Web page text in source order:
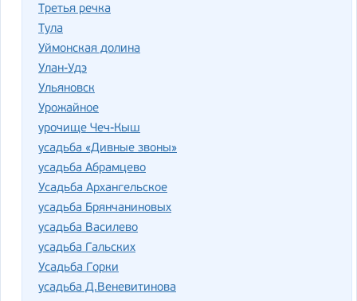
Третья речка
Тула
Уймонская долина
Улан-Удэ
Ульяновск
Урожайное
урочище Чеч-Кыш
усадьба «Дивные звоны»
усадьба Абрамцево
Усадьба Архангельское
усадьба Брянчаниновых
усадьба Василево
усадьба Гальских
Усадьба Горки
усадьба Д.Веневитинова